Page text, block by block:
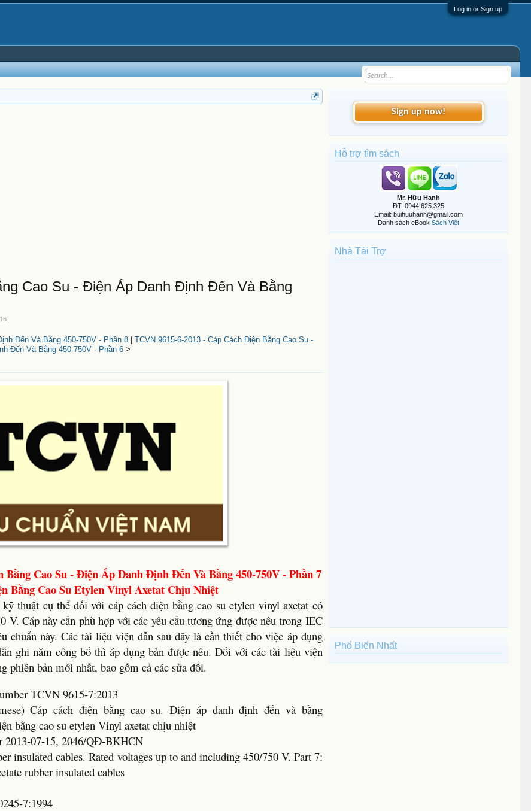
Log in or Sign up
Cao Su - Điện Áp Danh Định Đến Và Bằng
Đến Và Bằng 450-750V - Phần 8
TCVN 9615-6-2013 - Cáp Cách Điện Bằng Cao Su -
Đến Và Bằng 450-750V - Phần 6>
Bằng Cao Su - Điện Áp Danh Định Đến Và Bằng 450-750V - Phần 7
Bằng Cao Su Etylen Vinyl Axetat Chịu Nhiệt
thuật cụ thể đối với cáp cách điện bằng cao su etylen vinyl axetat có
V. Cáp này cần phù hợp với các yêu cầu tương ứng được nêu trong IEC
chuẩn này. Các tài liệu viện dẫn sau đây là cần thiết cho việc áp dụng
ghi năm công bố thì áp dụng bản được nêu. Đối với các tài liệu viện
phiên bản mới nhất, bao gồm cả các sửa đổi.
TCVN 9615-7:2013
Cáp cách điện bằng cao su. Điện áp danh định đến và bằng
bằng cao su etylen Vinyl axetat chịu nhiệt
2013-07-15, 2046/QĐ-BKHCN
insulated cables. Rated voltages up to and including 450/750 V. Part 7:
rubber insulated cables
7:1994
Sign up now!
Hỗ trợ tìm sách
Mr. Hữu Hạnh
ĐT: 0944.625.325
Email: buihuuhanh@gmail.com
Danh sách eBook Sách Việt
Nhà Tài Trợ
Phổ Biến Nhất